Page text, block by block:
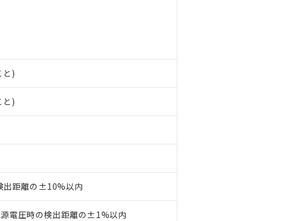
と)
と)
出距離の±10%以内
電圧時の検出距離の±1%以内
準価格はお客様のお取引先、またはお客様担当のオムロン制御機器販売店
さい。
や当社販売拠点は「販売ネットワーク
」をご確認ください。
格結果を当社の事前の承諾なく第三者に漏洩または開示しないようお願い
リスト作成サービス）をご利用いただくには、I-Webメンバーズにご登録さ
上で当社にご登録された部品リストについて、当社および当社の共同利用
スに関するお客様との取引・商談に必要な範囲で利用することをご了承
、"個人情報の共同利用に関して"
リ臭化ビフェニル類(PBB) 1000ppm以下、ポリ臭化ジフェニルエーテル類(PBDE) 1000ppm以
別名：DOP) 1000ppm以下、フタル酸ブチルベンジル（BBP） 1000ppm以下、フタル酸ジ
ジイソブチル (DIBP) 1000ppm以下
制御機器に対する適用除外項目は除く。
より、予定月が前後することがあります。
ロードすることができます。
含有証明書
基準）
：
、 Cd(カドミウム) : 100ppm、
ポリ臭化ビフェニル類) : 1000ppm、 PBDEs(ポリ臭化ジフェニルエーテル類) : 1000ppm、
のすべてが基準値以下であることを示します。
おいて有害物質が外部に漏えいし、環境に深刻な影響を及ぼさない年数を
売部門へお問い合わせください。
せん。
者に販売する場合は、上記1、2および3の内容を当該第三者に通知します
び販売に係わる関係者が違法に輸出するおそれがある場合は、取り引きを
が在庫あり
庫状況については、お客様のお取引先、またはお客様担当のオムロン制御
売員にご確認ください)
在庫状況の情報を公開していない機種